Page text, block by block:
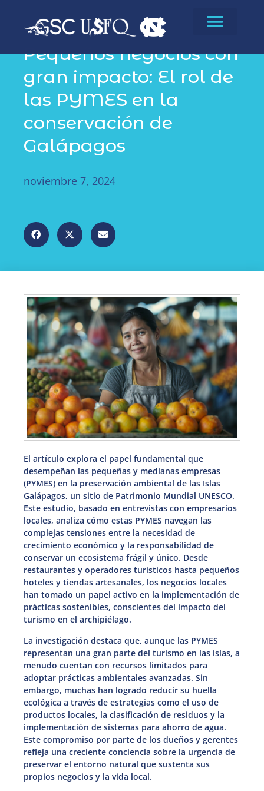
Publicaciones
Pequeños negocios con
gran impacto: El rol de
las PYMES en la
conservación de
Galápagos
noviembre 7, 2024
El artículo explora el papel fundamental que
desempeñan las pequeñas y medianas empresas
(PYMES) en la preservación ambiental de las Islas
Galápagos, un sitio de Patrimonio Mundial UNESCO.
Este estudio, basado en entrevistas con empresarios
locales, analiza cómo estas PYMES navegan las
complejas tensiones entre la necesidad de
crecimiento económico y la responsabilidad de
conservar un ecosistema frágil y único. Desde
restaurantes y operadores turísticos hasta pequeños
hoteles y tiendas artesanales, los negocios locales
han tomado un papel activo en la implementación de
prácticas sostenibles, conscientes del impacto del
turismo en el archipiélago.
La investigación destaca que, aunque las PYMES
representan una gran parte del turismo en las islas, a
menudo cuentan con recursos limitados para
adoptar prácticas ambientales avanzadas. Sin
embargo, muchas han logrado reducir su huella
ecológica a través de estrategias como el uso de
productos locales, la clasificación de residuos y la
implementación de sistemas para ahorro de agua.
Este compromiso por parte de los dueños y gerentes
refleja una creciente conciencia sobre la urgencia de
preservar el entorno natural que sustenta sus
propios negocios y la vida local.